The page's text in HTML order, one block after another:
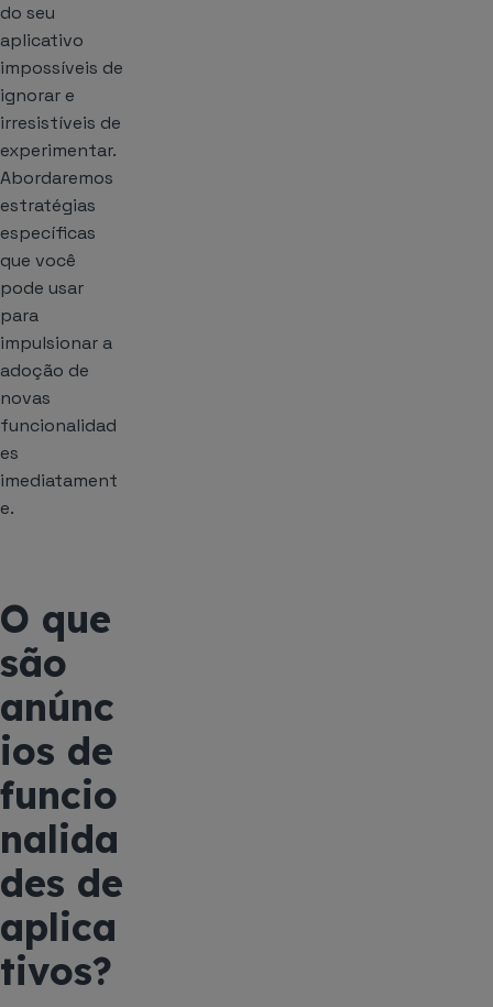
do seu
aplicativo
impossíveis de
ignorar e
irresistíveis de
experimentar.
Abordaremos
estratégias
específicas
que você
pode usar
para
impulsionar a
adoção de
novas
funcionalidad
es
imediatament
e.
O que
são
anúnc
ios de
funcio
nalida
des de
aplica
tivos?